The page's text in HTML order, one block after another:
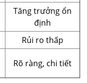
Tăng trưởng ổn
định
Rủi ro thấp
Rõ ràng, chi tiết